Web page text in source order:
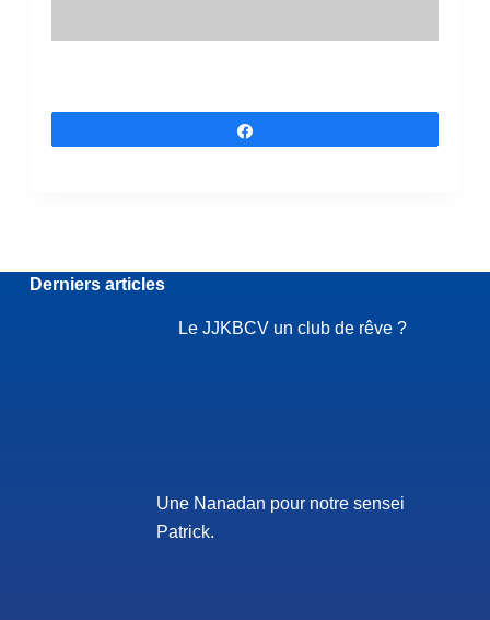
Derniers articles
Le JJKBCV un club de rêve ?
Une Nanadan pour notre sensei
Patrick.